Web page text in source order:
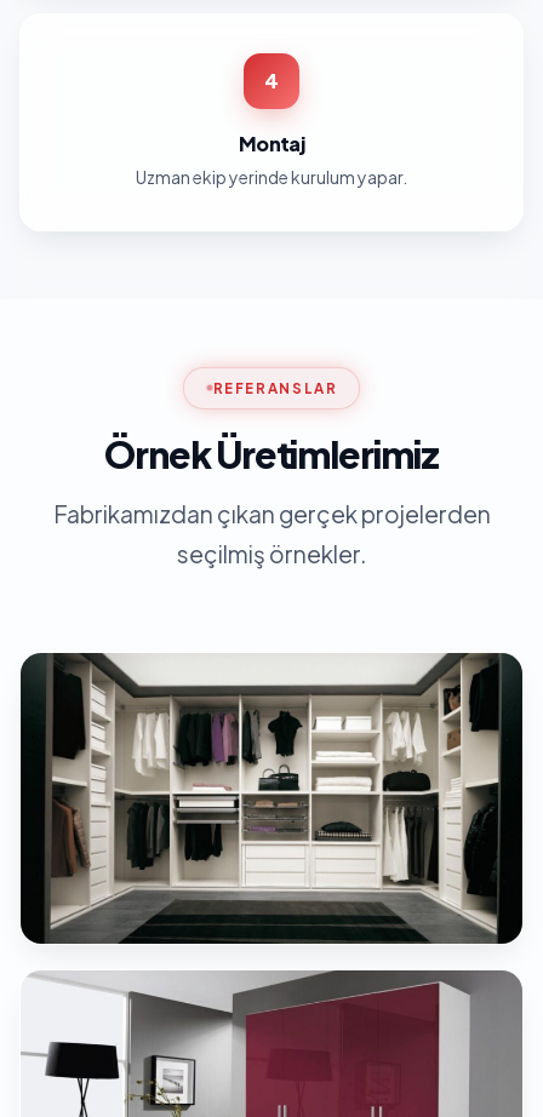
4
Montaj
Uzman ekip yerinde kurulum yapar.
REFERANSLAR
Örnek Üretimlerimiz
Fabrikamızdan çıkan gerçek projelerden
seçilmiş örnekler.